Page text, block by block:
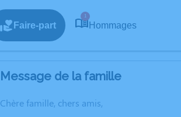
Faire-part
1
Hommages
Message de la famille
Chère famille, chers amis,